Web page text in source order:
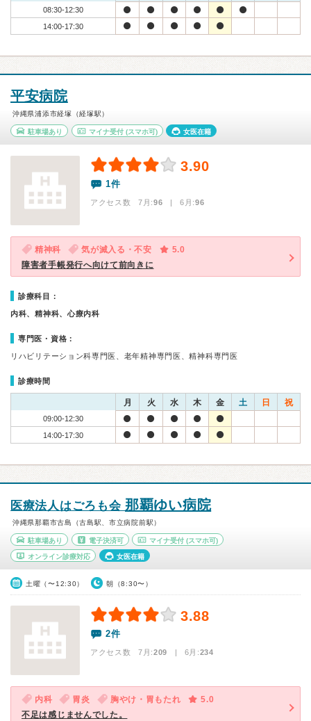
08:30-12:30
14:00-17:30
平安病院
沖縄県浦添市経塚（経塚駅）
駐車場あり マイナ受付(スマホ可) 女医在籍
3.90
1件
アクセス数 7月:96 | 6月:96
精神科 気が滅入る・不安
5.0
障害者手帳発行へ向けて前向きに
診療科目：
内科、精神科、心療内科
専門医・資格：
リハビリテーション科専門医、老年精神専門医、精神科専門医
診療時間
月 火 水 木 金 土 日 祝
09:00-12:30
14:00-17:30
医療法人はごろも会 那覇ゆい病院
沖縄県那覇市古島（古島駅、市立病院前駅）
駐車場あり 電子決済可 マイナ受付 (スマホ可)
オンライン診療対応 女医在籍
土曜（〜12:30） 朝（8:30〜）
3.88
2件
アクセス数 7月:209 | 6月:234
内科 胃炎 胸やけ・胃もたれ
5.0
不足は感じませんでした。